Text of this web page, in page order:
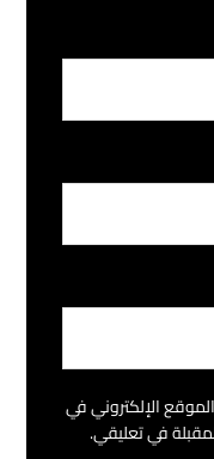
الإلكتروني في
في تعليقي.